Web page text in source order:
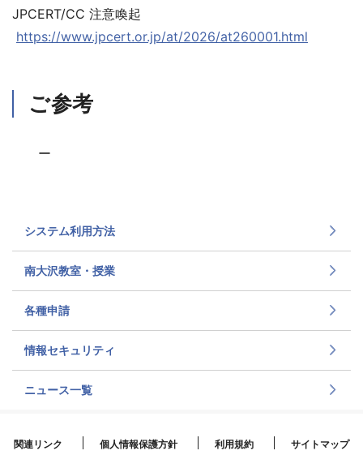
JPCERT/CC 注意喚起
https://www.jpcert.or.jp/at/2026/at260001.html
ご参考
ー
システム利用方法
南大沢教室・授業
各種申請
情報セキュリティ
ニュース一覧
関連リンク 個人情報保護方針 利用規約 サイトマップ